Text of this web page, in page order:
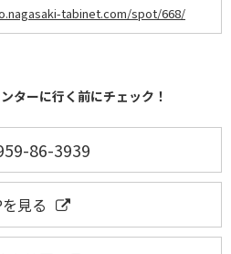
tabinet.com/spot/668/
ターに行く前にチェック！
86-3939
見る